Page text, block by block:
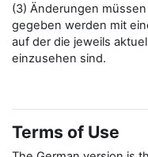
(3) Änderungen
gegeben werden mit
auf der die jeweils
einzusehen sind.
Terms of Use